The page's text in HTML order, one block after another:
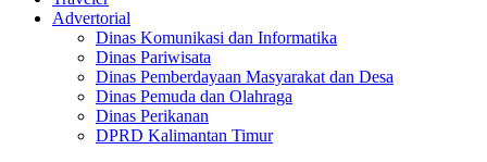
Advertorial
Dinas Komunikasi dan Informatika
Dinas Pariwisata
Dinas Pemberdayaan Masyarakat dan Desa
Dinas Pemuda dan Olahraga
Dinas Perikanan
DPRD Kalimantan Timur